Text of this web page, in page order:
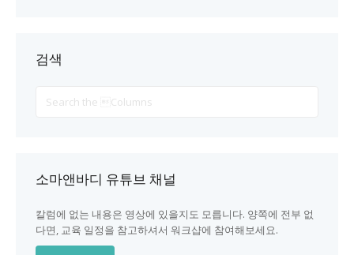
검색
For
소마앤바디 유튜브 채널
칼럼에 없는 내용은 영상에 있을지도 모릅니다. 양쪽에 전부 없
다면, 교육 일정을 참고하셔서 워크샵에 참여해보세요.